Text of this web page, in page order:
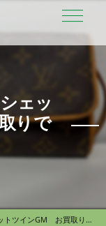
ェッ
りで
ツインGM お買取りです